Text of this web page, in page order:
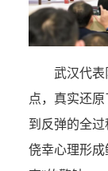
武汉代
点，真实还
到反弹的全
侥幸心理形